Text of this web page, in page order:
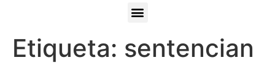
Etiqueta: sentencian